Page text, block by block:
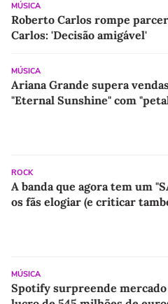
MÚSICA
Roberto Carlos rompe
Carlos: 'Decisão amigável'
MÚSICA
Ariana Grande supera
"Eternal Sunshine" com
ROCK
A banda que agora tem um
os fãs elogiar (e criticar
MÚSICA
Spotify surpreende mercado